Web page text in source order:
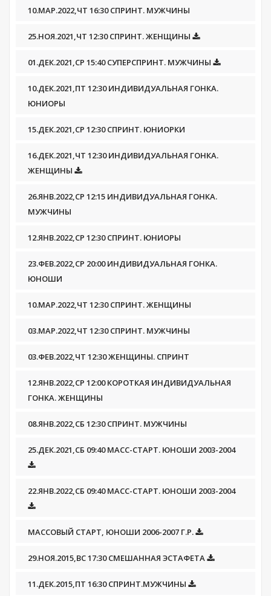
10.МАР.2022,ЧТ 16:30 СПРИНТ. МУЖЧИНЫ
25.НОЯ.2021,ЧТ 12:30 СПРИНТ. ЖЕНЩИНЫ
01.ДЕК.2021,СР 15:40 СУПЕРСПРИНТ. МУЖЧИНЫ
10.ДЕК.2021,ПТ 12:30 ИНДИВИДУАЛЬНАЯ ГОНКА.
ЮНИОРЫ
15.ДЕК.2021,СР 12:30 СПРИНТ. ЮНИОРКИ
16.ДЕК.2021,ЧТ 12:30 ИНДИВИДУАЛЬНАЯ ГОНКА.
ЖЕНЩИНЫ
26.ЯНВ.2022,СР 12:15 ИНДИВИДУАЛЬНАЯ ГОНКА.
МУЖЧИНЫ
12.ЯНВ.2022,СР 12:30 СПРИНТ. ЮНИОРЫ
23.ФЕВ.2022,СР 20:00 ИНДИВИДУАЛЬНАЯ ГОНКА.
ЮНОШИ
10.МАР.2022,ЧТ 12:30 СПРИНТ. ЖЕНЩИНЫ
03.МАР.2022,ЧТ 12:30 СПРИНТ. МУЖЧИНЫ
03.ФЕВ.2022,ЧТ 12:30 ЖЕНЩИНЫ. СПРИНТ
12.ЯНВ.2022,СР 12:00 КОРОТКАЯ ИНДИВИДУАЛЬНАЯ
ГОНКА. ЖЕНЩИНЫ
08.ЯНВ.2022,СБ 12:30 СПРИНТ. МУЖЧИНЫ
25.ДЕК.2021,СБ 09:40 МАСС-СТАРТ. ЮНОШИ 2003-2004
22.ЯНВ.2022,СБ 09:40 МАСС-СТАРТ. ЮНОШИ 2003-2004
МАССОВЫЙ СТАРТ, ЮНОШИ 2006-2007 Г.Р.
29.НОЯ.2015,ВС 17:30 СМЕШАННАЯ ЭСТАФЕТА
11.ДЕК.2015,ПТ 16:30 СПРИНТ.МУЖЧИНЫ